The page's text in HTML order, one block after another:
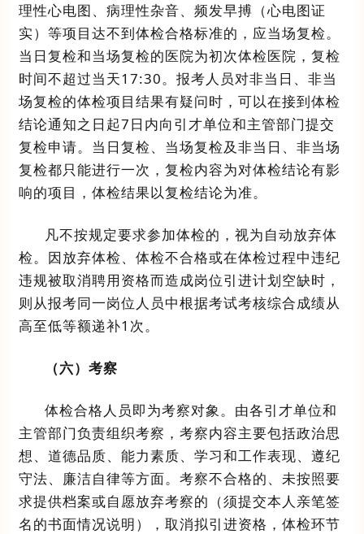
理性心电图、病理性杂音、频发早搏 （心电图证
实） 等项目达不到体检合格标准的，应当场复检。
当日复检和当场复检的医院为初次体检医院，复检
时间不超过当天17:30。报考人员对非当日、非当
场复检的体检项目结果有疑问时，可以在接到体检
结论通知之日起7日内向引才单位和主管部门提交
复检申请。当日复检、当场复检及非当日、非当场
复检都只能进行一次，复检内容为对体检结论有影
响的项目，体检结果以复检结论为准。
凡不按规定要求参加体检的，视为自动放弃体
检。因放弃体检、体检不合格或在体检过程中违纪
违规被取消聘用资格而造成岗位引进计划空缺时，
则从报考同一岗位人员中根据考试考核综合成绩从
高至低等额递补1 次。
（六） 考察
体检合格人员即为考察对象。 由各引才单位和
主管部门负责组织考察，考察内容主要包括政治思
想、道德品质、能力素质、学习和工作表现、遵纪
守法、廉洁自律等方面。考察不合格的、未按照要
求提供档案或自愿放弃考察的 （须提交本人亲笔签
名的书面情况说明） ，取消拟引进资格 ， 体检环节